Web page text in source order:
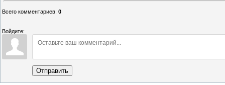
Всего комментариев: 0
Войдите:
Отправить